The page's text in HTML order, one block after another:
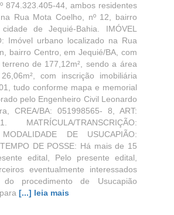
874.323.405-44, ambos residentes
Rua Mota Coelho, nº 12, bairro
de Jequié-Bahia. IMÓVEL
Imóvel urbano localizado na Rua
bairro Centro, em Jequié/BA, com
de 177,12m², sendo a área
com inscrição imobiliária
tudo conforme mapa e memorial
pelo Engenheiro Civil Leonardo
CREA/BA: 051998565- 8, ART:
MATRÍCULA/TRANSCRIÇÃO:
DE USUCAPIÃO:
DE POSSE: Há mais de 15
edital, Pelo presente edital,
eventualmente interessados
procedimento de Usucapião
[...] leia mais